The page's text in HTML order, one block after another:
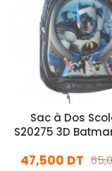
Sac à Dos
S20275 3D
47,500 DT